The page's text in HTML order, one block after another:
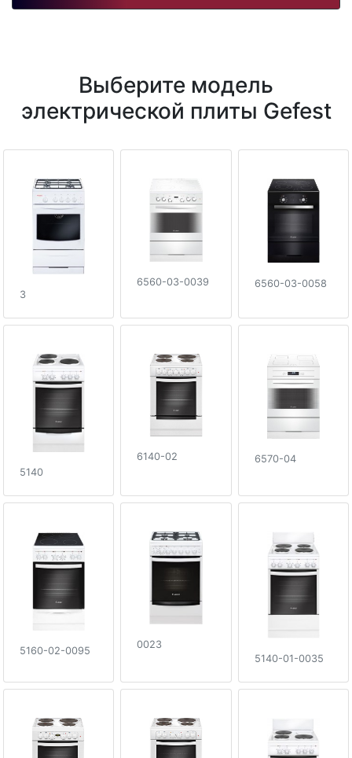
Выберите модель
электрической плиты Gefest
3
6560-03-0039 6560-03-0058
5140
6140-02 6570-04
5160-02-0095
0023
5140-01-0035